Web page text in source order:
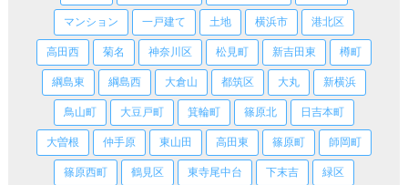
マンション 一戸建て 土地 横浜市 港北区
高田西 菊名 神奈川区 松見町 新吉田東 樽町
綱島東 綱島西 大倉山 都筑区 大丸 新横浜
鳥山町 大豆戸町 箕輪町 篠原北 日吉本町
大曽根 仲手原 東山田 高田東 篠原町 師岡町
篠原西町 鶴見区 東寺尾中台 下末吉 緑区